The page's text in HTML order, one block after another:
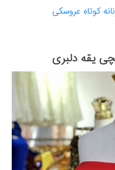
کوتاه عروسکی
یقه دلبری